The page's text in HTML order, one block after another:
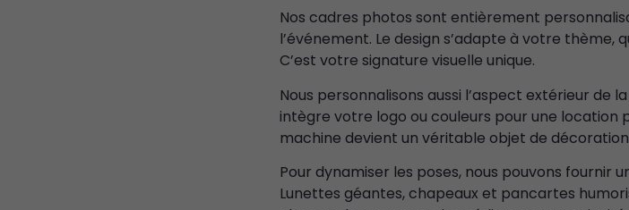
Nos cadres photos sont entièrement
l’événement. Le design s’adapte à votre thème,
C’est votre signature visuelle unique.
Nous personnalisons aussi l’aspect extérieur de
intègre votre logo ou couleurs pour une location
machine devient un véritable objet de
Pour dynamiser les poses, nous pouvons fournir
Lunettes géantes, chapeaux et pancartes